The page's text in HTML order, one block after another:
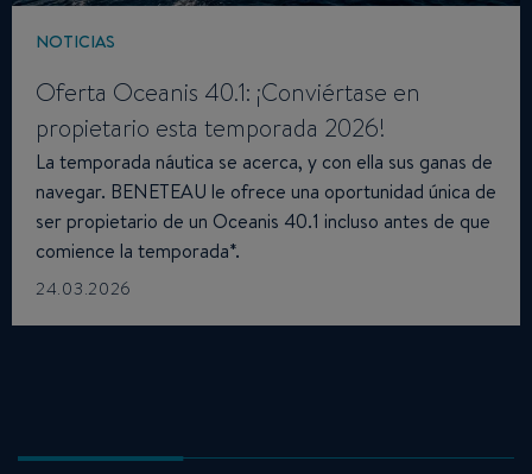
NOTICIAS
Oferta Oceanis 40.1: ¡Conviértase en
propietario esta temporada 2026!
La temporada náutica se acerca, y con ella sus ganas de
navegar. BENETEAU le ofrece una oportunidad única de
ser propietario de un Oceanis 40.1 incluso antes de que
comience la temporada*.
24.03.2026